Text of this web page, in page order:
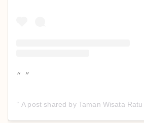
A post shared by Taman Wisata Ratu